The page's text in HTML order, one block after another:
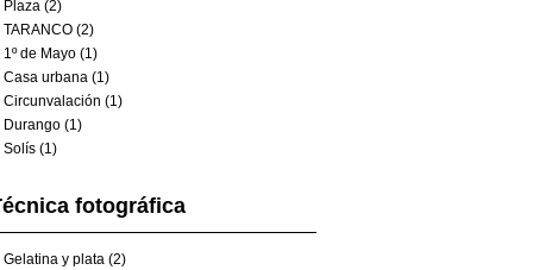
Plaza (2)
TARANCO (2)
1º de Mayo (1)
Casa urbana (1)
Circunvalación (1)
Durango (1)
Solís (1)
fotográfica
Gelatina y plata (2)